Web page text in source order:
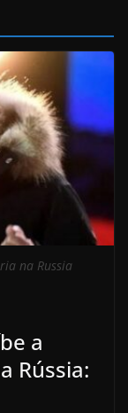
na Russia
a
Rússia: